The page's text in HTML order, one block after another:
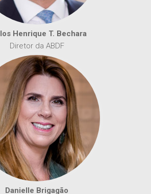
Henrique T. Bechara
Diretor da ABDF
Danielle Brigagão